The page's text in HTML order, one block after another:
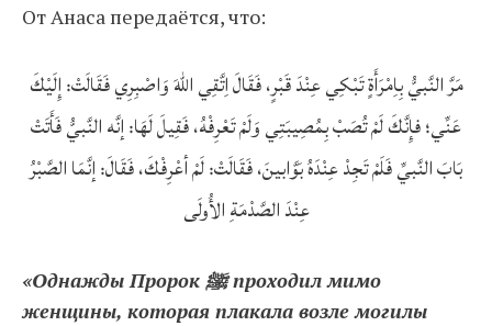
От Анаса передаётся, что:
مَرَّ النَّبيُّ بِاِمْرَأَةٍ تَبْكِي عِنْدَ قَبْرٍ، فَقَالَ اِتَّقِي اللهَ وَاصْبِرِي فَقَالَتْ: إِلَيْكَ
عَنِّي؛ فإِنَّكَ لَمْ تُصَبْ بِمُصِيبَتِي وَلَمْ تَعْرِفْهُ، فَقِيلَ لَهَا: إنَّه النَّبيُّ فَأَتَتْ
بَابَ النَّبيِّ فَلَمْ تَجِدْ عِنْدَهُ بَوَّابينَ، فَقَالَتْ: لَمْ أعْرِفْكَ، فَقَالَ: إنَّمَا الصَّبْرُ
عِنْدَ الصَّدْمَةِ الأُولَى
«Однажды Пророк ﷺ проходил мимо
женщины, которая плакала возле могилы